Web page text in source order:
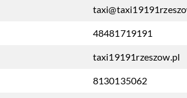
48481719191
taxi19191rzeszow.pl
8130135062